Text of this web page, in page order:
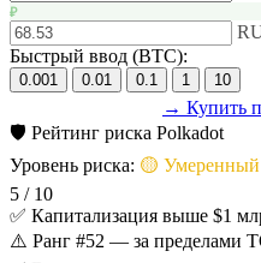
₽
Быстрый ввод (BTC):
0.001 0.01 0.1 1 10
→ Купить
🛡 Рейтинг риска Polkadot
Уровень риска: 🟡 Умеренный
5 / 10
✅ Капитализация выше $1
⚠️ Ранг #52 — за пределами